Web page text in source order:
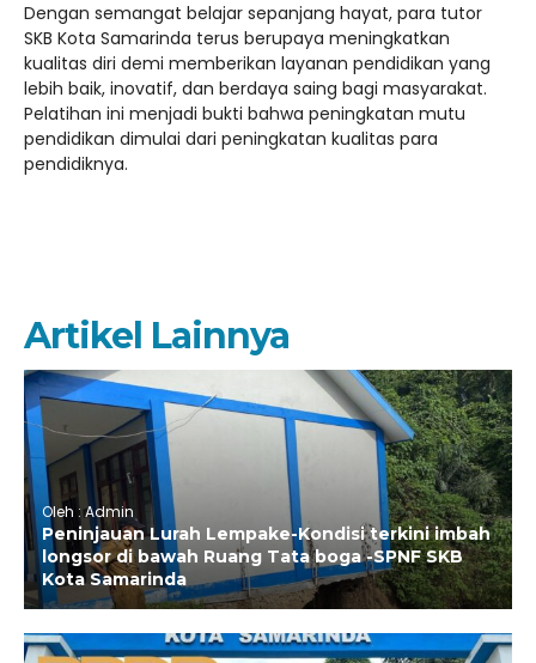
Dengan semangat belajar sepanjang hayat, para tutor
SKB Kota Samarinda terus berupaya meningkatkan
kualitas diri demi memberikan layanan pendidikan yang
lebih baik, inovatif, dan berdaya saing bagi masyarakat.
Pelatihan ini menjadi bukti bahwa peningkatan mutu
pendidikan dimulai dari peningkatan kualitas para
pendidiknya.
Artikel Lainnya
Oleh : Admin
Peninjauan Lurah Lempake-Kondisi terkini imbah
longsor di bawah Ruang Tata boga -SPNF SKB
Kota Samarinda